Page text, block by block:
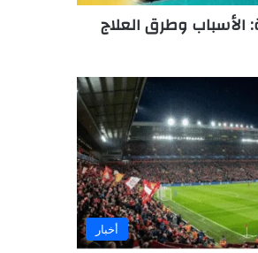
الأسباب وطرق العلاج
أخبار